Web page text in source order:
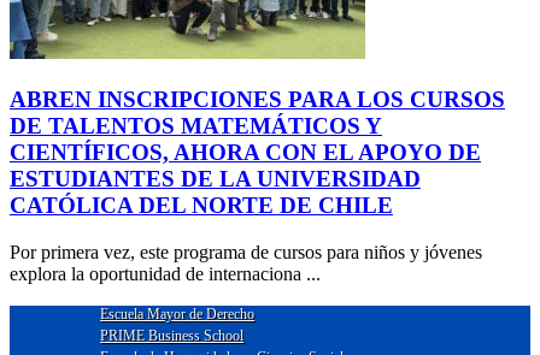
ABREN INSCRIPCIONES PARA LOS CURSOS
DE TALENTOS MATEMÁTICOS Y
CIENTÍFICOS, AHORA CON EL APOYO DE
ESTUDIANTES DE LA UNIVERSIDAD
CATÓLICA DEL NORTE DE CHILE
Por primera vez, este programa de cursos para niños y jóvenes
explora la oportunidad de internaciona ...
Escuela Mayor de Derecho
PRIME Business School